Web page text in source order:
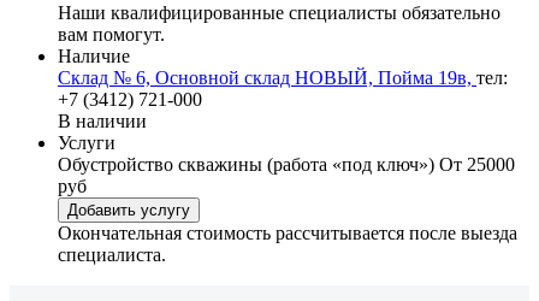
Наши квалифицированные специалисты обязательно
вам помогут.
Наличие
Склад № 6, Основной склад НОВЫЙ, Пойма 19в, тел:
+7 (3412) 721-000
В наличии
Услуги
Обустройство скважины (работа «под ключ») От 25000
руб
Добавить услугу
Окончательная стоимость рассчитывается после выезда
специалиста.